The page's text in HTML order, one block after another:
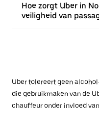
Hoe zorgt Uber in
veiligheid van
Uber tolereert geen
die gebruikmaken van de
chauffeur onder invloed